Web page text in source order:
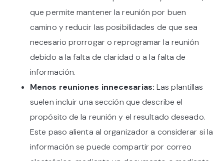
que permite mantener la reunión por buen
camino y reducir las posibilidades de que sea
necesario prorrogar o reprogramar la reunión
debido a la falta de claridad o a la falta de
información.
Menos reuniones innecesarias: Las plantillas
suelen incluir una sección que describe el
propósito de la reunión y el resultado deseado.
Este paso alienta al organizador a considerar si la
información se puede compartir por correo